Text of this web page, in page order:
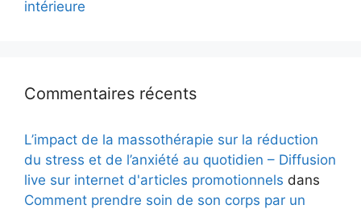
intérieure
Commentaires récents
L’impact de la massothérapie sur la réduction
du stress et de l’anxiété au quotidien – Diffusion
live sur internet d'articles promotionnels dans
Comment prendre soin de son corps par un